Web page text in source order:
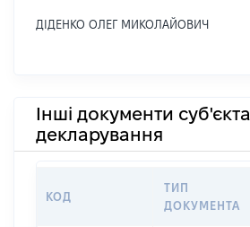
ДІДЕНКО ОЛЕГ МИКОЛАЙОВИЧ
Інші документи суб'єкта
декларування
КОД
ТИП
ДОКУМЕНТА